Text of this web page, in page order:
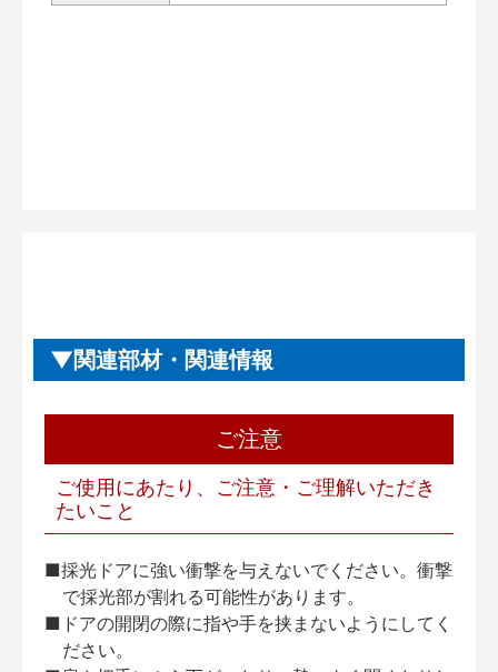
関連部材・関連情報
ご注意
ご使用にあたり、ご注意・ご理解いただき
たいこと
■採光ドアに強い衝撃を与えないでください。衝撃
で採光部が割れる可能性があります。
■ドアの開閉の際に指や手を挟まないようにしてく
ださい。